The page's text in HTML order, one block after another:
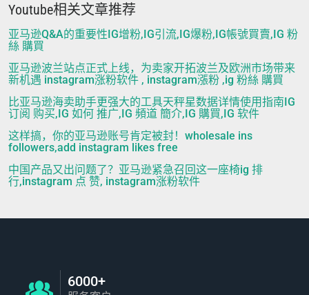
Youtube相关文章推荐
亚马逊Q&A的重要性IG增粉,IG引流,IG爆粉,IG帳號買賣,IG 粉
絲 購買
亚马逊波兰站点正式上线，为卖家开拓波兰及欧洲市场带来
新机遇 instagram涨粉软件 , instagram漲粉 ,ig 粉絲 購買
比亚马逊海卖助手更强大的工具天秤星数据详情使用指南IG
订阅 购买,IG 如何 推广,IG 頻道 簡介,IG 購買,IG 软件
这样搞，你的亚马逊账号肯定被封！wholesale ins
followers,add instagram likes free
中国产品又出问题了？亚马逊紧急召回这一座椅ig 排
行,instagram 点 赞, instagram涨粉软件
6000+